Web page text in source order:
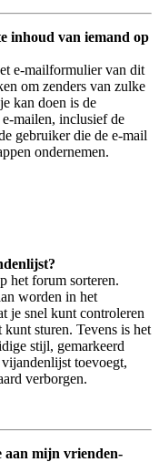
inhoud van iemand op
e-mailformulier van dit
om zenders van zulke
kan doen is de
mailen, inclusief de
gebruiker die de e-mail
ondernemen.
het forum sorteren.
worden in het
je snel kunt controleren
sturen. Tevens is het
stijl, gemarkeerd
toevoegt,
verborgen.
aan mijn vrienden-